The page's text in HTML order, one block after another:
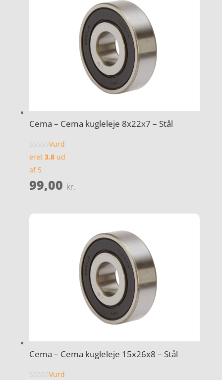
Cema – Cema kugleleje 8x22x7 – Stål
Vurd
eret 3.8ud
af 5
99,00 kr.
Cema – Cema kugleleje 15x26x8 – Stål
Vurd